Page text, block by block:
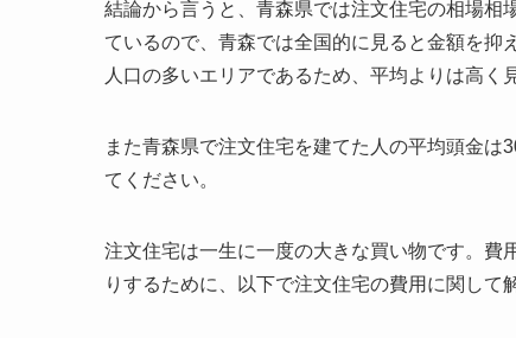
結論から言うと、青森県では注文住宅の相場相
ているので、青森では全国的に見ると金額を抑
人口の多いエリアであるため、平均よりは高く
また青森県で注文住宅を建てた人の平均頭金
てください。
注文住宅は一生に一度の大きな買い物です。費
りするために、以下で注文住宅の費用に関して